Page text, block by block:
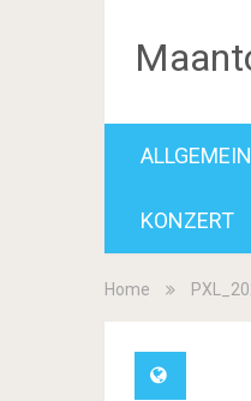
ALLGEMEIN
KONZERT
Home